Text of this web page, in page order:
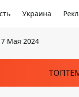
Украина
7 Мая 2024